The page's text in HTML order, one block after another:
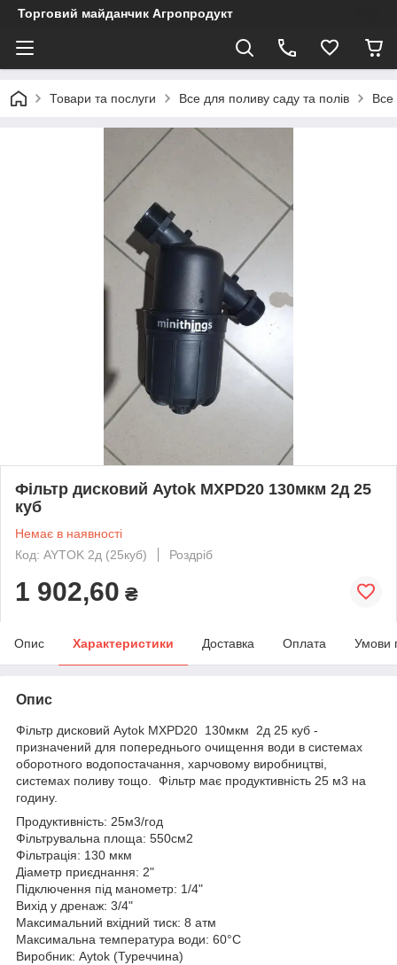
Торговий майданчик Агропродукт
Товари та послуги Все для поливу саду та полів Все
Фільтр дисковий Aytok MXPD20 130мкм 2д 25
куб
Немає в наявності
Код: AYTOK 2д (25куб)
Роздріб
1 902,60 ₴
Опис Характеристики Доставка Оплата Умови
Опис
Фільтр дисковий Aytok MXPD20 130мкм 2д 25 куб -
призначений для попереднього очищення води в системах
оборотного водопостачання, харчовому виробництві,
системах поливу тощо. Фільтр має продуктивність 25 м3 на
годину.
Продуктивність: 25м3/год
Фільтрувальна площа: 550см2
Фільтрація: 130 мкм
Діаметр приєднання: 2"
Підключення під манометр: 1/4"
Вихід у дренаж: 3/4"
Максимальний вхідний тиск: 8 атм
Максимальна температура води: 60°С
Виробник: Aytok (Туреччина)